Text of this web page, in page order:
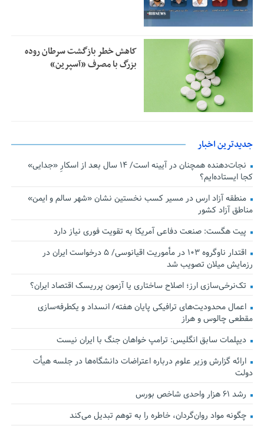
کاهش خطر بازگشت سرطان روده
بزرگ با مصرف «آسپرین»
جدیدترین اخبار
نجات‌دهنده‌ همچنان در آیینه است/ ۱۴ سال بعد از اسکارِ «جدایی»
کجا ایستاده‌ایم؟
منطقه آزاد ارس در مسیر کسب نخستین نشان «شهر سالم و ایمن»
مناطق آزاد کشور
پیت هگست: صنعت دفاعی آمریکا به تقویت فوری نیاز دارد
اقتدار ناوگروه ۱۰۳ در مأموریت‌ اقیانوسی/ ۵ درخواست ایران در
رزمایش میلان تصویب شد
تک‌نرخی‌سازی ارز؛ اصلاح ساختاری یا آزمون پرریسک اقتصاد ایران؟
اعمال محدودیت‌های ترافیکی پایان هفته/ انسداد و یکطرفه‌سازی
مقطعی چالوس و هراز
دیپلمات سابق انگلیس:‌ ترامپ خواهان جنگ با ایران نیست
ارائه گزارش وزیر علوم درباره اعتراضات دانشگاه‌ها در جلسه هیأت
دولت
رشد ۶۱ هزار واحدی شاخص بورس
چگونه مواد روان‌گردان، خاطره را به توهم تبدیل می‌کند